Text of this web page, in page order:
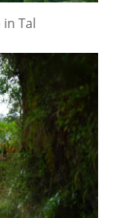
Tal